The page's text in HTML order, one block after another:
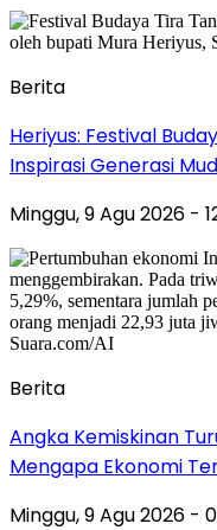
Berita
Heriyus: Festival
Inspirasi Generasi
Minggu, 9 Agu 2026 -
Berita
Angka Kemiskinan
Mengapa Ekonomi
Minggu, 9 Agu 2026 -